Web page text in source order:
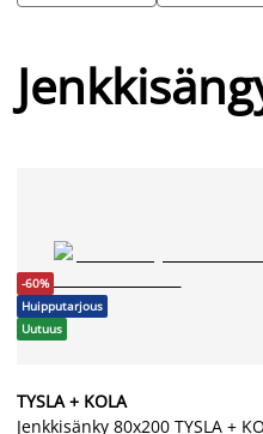
-60%
Huipputarjous
Uutuus
TYSLA + KOLA
Jenkkisänky 80x200 TYSLA +